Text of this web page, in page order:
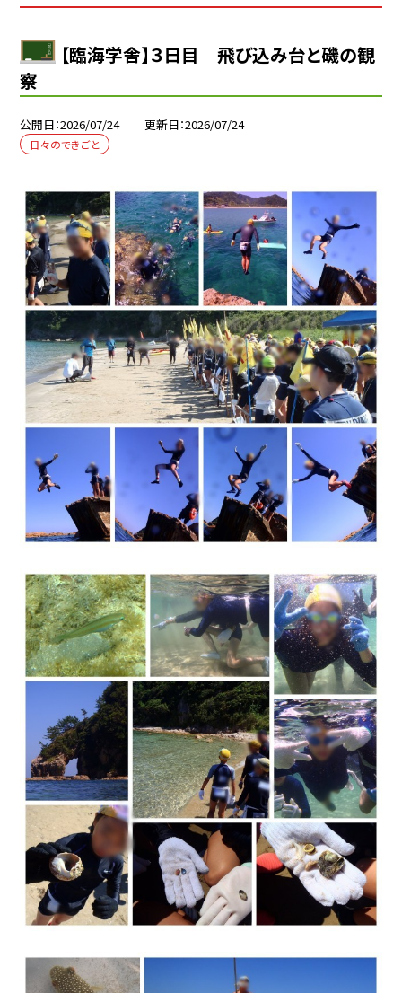
【臨海学舎】３日目 飛び込み台と磯の観
察
公開日 2026/07/24 更新日 2026/07/24
日々のできごと